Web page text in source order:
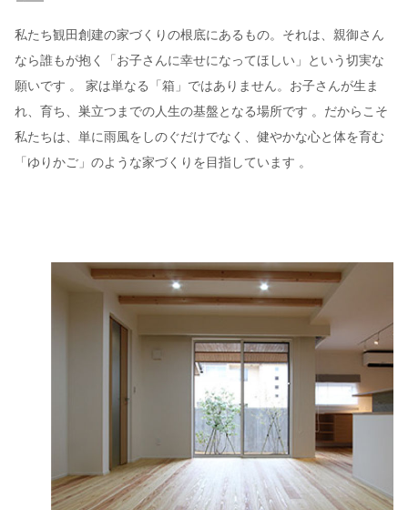
私たち観田創建の家づくりの根底にあるもの。それは、親御さん
なら誰もが抱く「お子さんに幸せになってほしい」という切実な
願いです 。 家は単なる「箱」ではありません。お子さんが生ま
れ、育ち、巣立つまでの人生の基盤となる場所です 。だからこそ
私たちは、単に雨風をしのぐだけでなく、健やかな心と体を育む
「ゆりかご」のような家づくりを目指しています 。